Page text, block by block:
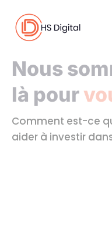
Nous
là pour
Comment est-ce
aider à investir